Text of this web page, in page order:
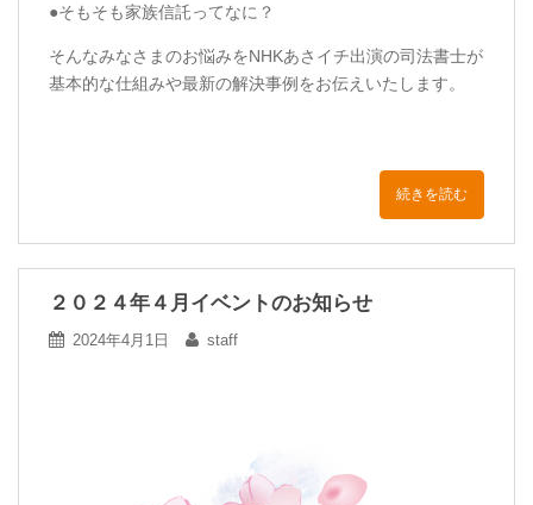
●そもそも家族信託ってなに？
そんなみなさまのお悩みをNHKあさイチ出演の司法書士が
基本的な仕組みや最新の解決事例をお伝えいたします。
続きを読む
２０２４年４月イベントのお知らせ
2024年4月1日 staff